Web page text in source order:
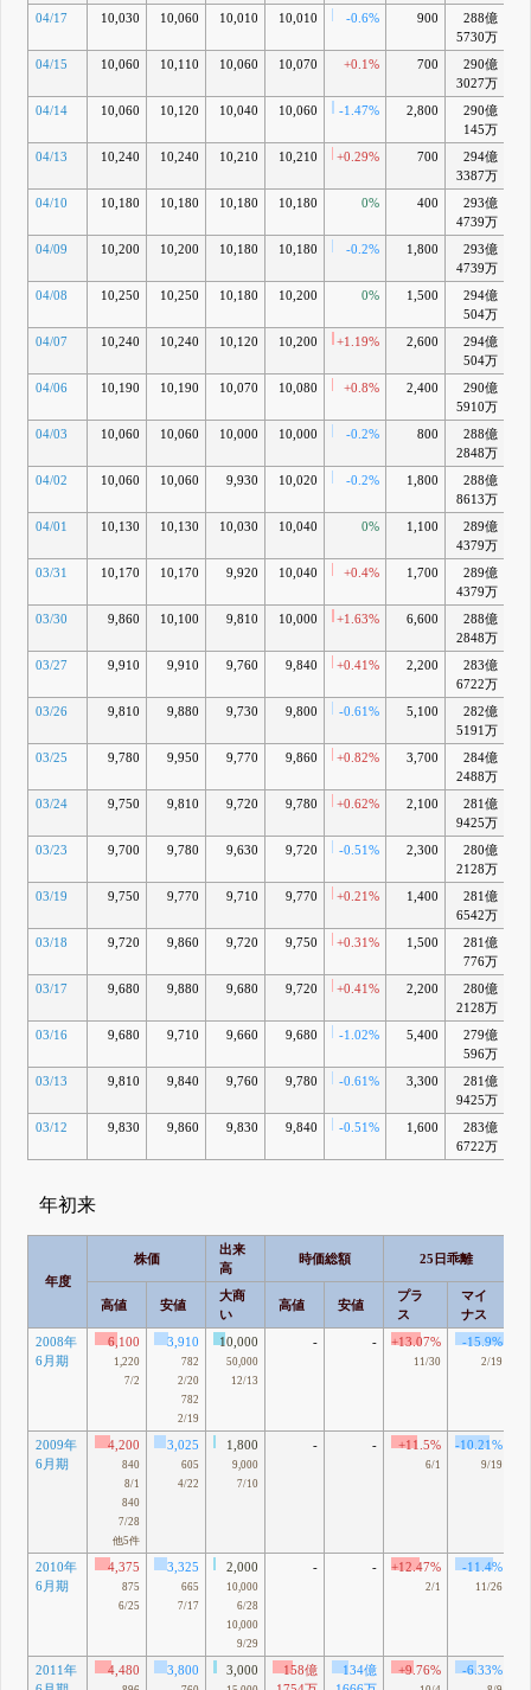
04/17 10,030 10,060 10,010 10,010 -0.6% 900
288億
5730万
04/15 10,060 10,110 10,060 10,070 +0.1% 700
290億
3027万
04/14 10,060 10,120 10,040 10,060 -1.47% 2,800
290億
145万
04/13 10,240 10,240 10,210 10,210 +0.29% 700
294億
3387万
04/10 10,180 10,180 10,180 10,180 0% 400
293億
4739万
04/09 10,200 10,200 10,180 10,180 -0.2% 1,800
293億
4739万
04/08 10,250 10,250 10,180 10,200 0% 1,500
294億
504万
04/07 10,240 10,240 10,120 10,200 +1.19% 2,600
294億
504万
04/06 10,190 10,190 10,070 10,080 +0.8% 2,400
290億
5910万
04/03 10,060 10,060 10,000 10,000 -0.2% 800
288億
2848万
04/02 10,060 10,060 9,930 10,020 -0.2% 1,800
288億
8613万
04/01 10,130 10,130 10,030 10,040 0% 1,100
289億
4379万
03/31 10,170 10,170 9,920 10,040 +0.4% 1,700
289億
4379万
03/30 9,860 10,100 9,810 10,000 +1.63% 6,600
288億
2848万
03/27 9,910 9,910 9,760 9,840 +0.41% 2,200
283億
6722万
03/26 9,810 9,880 9,730 9,800 -0.61% 5,100
282億
5191万
03/25 9,780 9,950 9,770 9,860 +0.82% 3,700
284億
2488万
03/24 9,750 9,810 9,720 9,780 +0.62% 2,100
281億
9425万
03/23 9,700 9,780 9,630 9,720 -0.51% 2,300
280億
2128万
03/19 9,750 9,770 9,710 9,770 +0.21% 1,400
281億
6542万
03/18 9,720 9,860 9,720 9,750 +0.31% 1,500
281億
776万
03/17 9,680 9,880 9,680 9,720 +0.41% 2,200
280億
2128万
03/16 9,680 9,710 9,660 9,680 -1.02% 5,400
279億
596万
03/13 9,810 9,840 9,760 9,780 -0.61% 3,300
281億
9425万
03/12 9,830 9,860 9,830 9,840 -0.51% 1,600
283億
6722万
年初来
年度
株価
出来
高
時価総額 25日乖離
高値 安値
大商
い
高値 安値
プラ
ス
マイ
ナス
2008年
6月期
6,100
1,220
7/2
3,910
782
2/20
782
2/19
10,000
50,000
12/13
- - +13.07%
11/30
-15.9%
2/19
2009年
6月期
4,200
840
8/1
840
7/28
他5件
3,025
605
4/22
1,800
9,000
7/10
- - +11.5%
6/1
-10.21%
9/19
2010年
6月期
4,375
875
6/25
3,325
665
7/17
2,000
10,000
6/28
10,000
9/29
- - +12.47%
2/1
-11.4%
11/26
2011年
4,480 3,800 3,000
158億
134億
+9.76% -6.33%